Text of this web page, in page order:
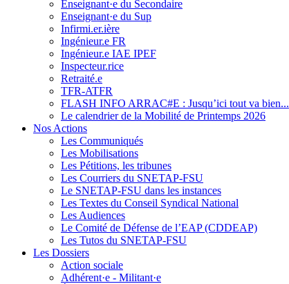
Enseignant·e du Secondaire
Enseignant·e du Sup
Infirmi.er.ière
Ingénieur.e FR
Ingénieur.e IAE IPEF
Inspecteur.rice
Retraité.e
TFR-ATFR
FLASH INFO ARRAC#E : Jusqu’ici tout va bien...
Le calendrier de la Mobilité de Printemps 2026
Nos Actions
Les Communiqués
Les Mobilisations
Les Pétitions, les tribunes
Les Courriers du SNETAP-FSU
Le SNETAP-FSU dans les instances
Les Textes du Conseil Syndical National
Les Audiences
Le Comité de Défense de l’EAP (CDDEAP)
Les Tutos du SNETAP-FSU
Les Dossiers
Action sociale
Adhérent·e - Militant·e